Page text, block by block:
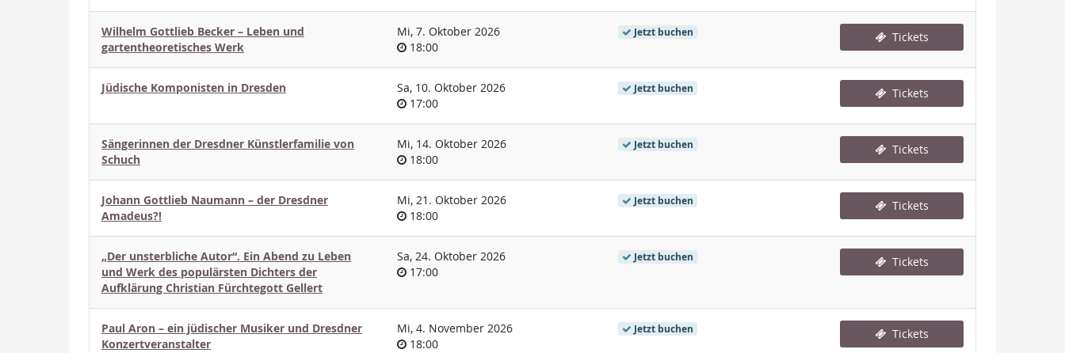
Wilhelm Gottlieb Becker – Leben und
gartentheoretisches Werk
Mi, 7. Oktober 2026
Uhrzeit
18:00
Jetzt buchen Tickets
Jüdische Komponisten in Dresden
Sa, 10. Oktober 2026
Uhrzeit
17:00
Jetzt buchen Tickets
Sängerinnen der Dresdner Künstlerfamilie von
Schuch
Mi, 14. Oktober 2026
Uhrzeit
18:00
Jetzt buchen Tickets
Johann Gottlieb Naumann – der Dresdner
Amadeus?!
Mi, 21. Oktober 2026
Uhrzeit
18:00
Jetzt buchen Tickets
„Der unsterbliche Autor“. Ein Abend zu Leben
und Werk des populärsten Dichters der
Aufklärung Christian Fürchtegott Gellert
Sa, 24. Oktober 2026
Uhrzeit
17:00
Jetzt buchen Tickets
Paul Aron – ein jüdischer Musiker und Dresdner
Konzertveranstalter
Mi, 4. November 2026
Uhrzeit
18:00
Jetzt buchen Tickets